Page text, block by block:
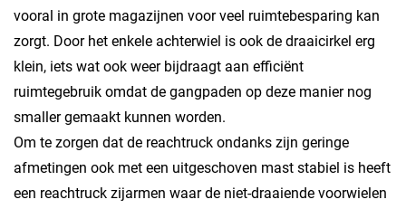
vooral in grote magazijnen voor veel ruimtebesparing kan
zorgt. Door het enkele achterwiel is ook de draaicirkel erg
klein, iets wat ook weer bijdraagt aan efficiënt
ruimtegebruik omdat de gangpaden op deze manier nog
smaller gemaakt kunnen worden.
Om te zorgen dat de reachtruck ondanks zijn geringe
afmetingen ook met een uitgeschoven mast stabiel is heeft
een reachtruck zijarmen waar de niet-draaiende voorwielen